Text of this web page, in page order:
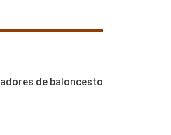
de baloncesto